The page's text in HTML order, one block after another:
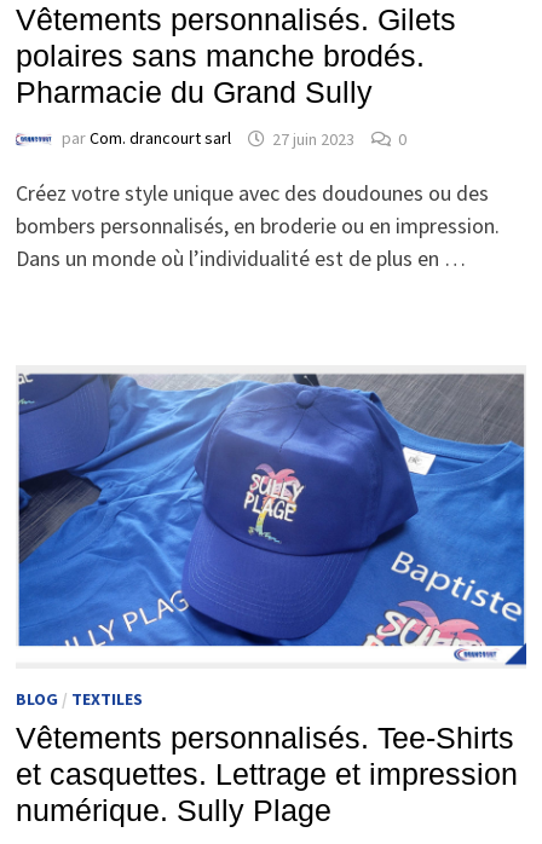
Vêtements personnalisés. Gilets
polaires sans manche brodés.
Pharmacie du Grand Sully
parCom. drancourt sarl 27 juin 2023 0
Créez votre style unique avec des doudounes ou des
bombers personnalisés, en broderie ou en impression.
Dans un monde où l’individualité est de plus en …
BLOG / TEXTILES
Vêtements personnalisés. Tee-Shirts
et casquettes. Lettrage et impression
numérique. Sully Plage